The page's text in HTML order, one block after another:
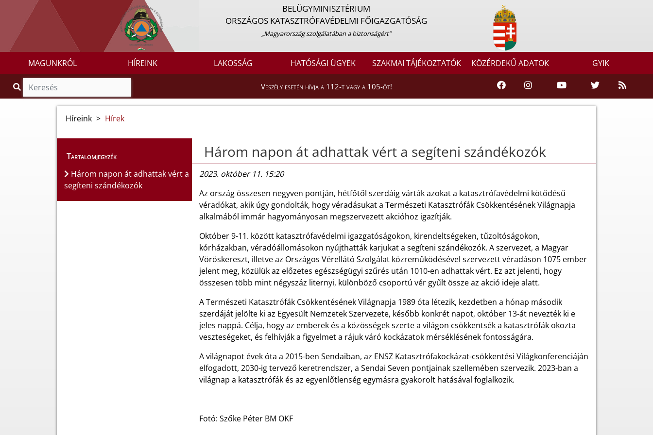
BELÜGYMINISZTÉRIUM
ORSZÁGOS KATASZTRÓFAVÉDELMI FŐIGAZGATÓSÁG
„Magyarország szolgálatában a biztonságért”
MAGUNKRÓL HÍREINK LAKOSSÁG HATÓSÁGI ÜGYEK SZAKMAI TÁJÉKOZTATÓK KÖZÉRDEKŰ ADATOK GYIK
Veszély esetén hívja a 112-t vagy a 105-öt!
Híreink > Hírek
Tartalomjegyzék
Három napon át adhattak vért a
segíteni szándékozók
Három napon át adhattak vért a segíteni szándékozók
2023. október 11. 15:20
Az ország összesen negyven pontján, hétfőtől szerdáig várták azokat a katasztrófavédelmi kötődésű
véradókat, akik úgy gondolták, hogy véradásukat a Természeti Katasztrófák Csökkentésének Világnapja
alkalmából immár hagyományosan megszervezett akcióhoz igazítják.
Október 9-11. között katasztrófavédelmi igazgatóságokon, kirendeltségeken, tűzoltóságokon,
kórházakban, véradóállomásokon nyújthatták karjukat a segíteni szándékozók. A szervezet, a Magyar
Vöröskereszt, illetve az Országos Vérellátó Szolgálat közreműködésével szervezett véradáson 1075 ember
jelent meg, közülük az előzetes egészségügyi szűrés után 1010-en adhattak vért. Ez azt jelenti, hogy
összesen több mint négyszáz liternyi, különböző csoportú vér gyűlt össze az akció ideje alatt.
A Természeti Katasztrófák Csökkentésének Világnapja 1989 óta létezik, kezdetben a hónap második
szerdáját jelölte ki az Egyesült Nemzetek Szervezete, később konkrét napot, október 13-át nevezték ki e
jeles nappá. Célja, hogy az emberek és a közösségek szerte a világon csökkentsék a katasztrófák okozta
veszteségeket, és felhívják a figyelmet a rájuk váró kockázatok mérséklésének fontosságára.
A világnapot évek óta a 2015-ben Sendaiban, az ENSZ Katasztrófakockázat-csökkentési Világkonferenciáján
elfogadott, 2030-ig tervező keretrendszer, a Sendai Seven pontjainak szellemében szervezik. 2023-ban a
világnap a katasztrófák és az egyenlőtlenség egymásra gyakorolt hatásával foglalkozik.
Fotó: Szőke Péter BM OKF